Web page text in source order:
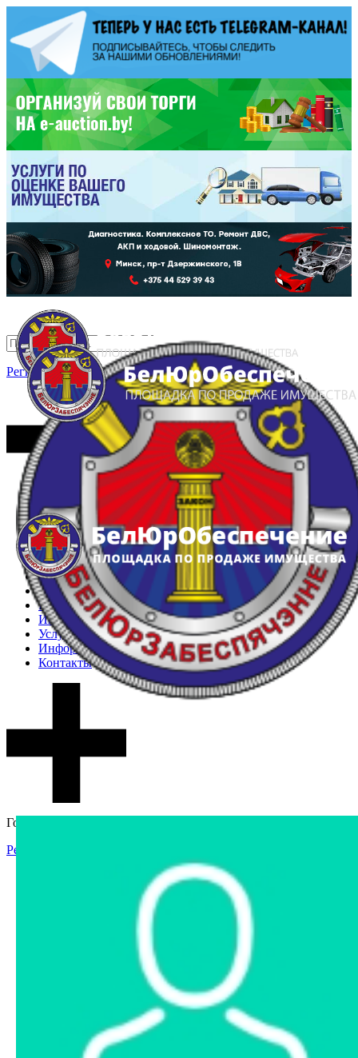
Регистрация Вход
Главная
Арестованное имущество
Реестр несостоявшихся торгов
Реестр переоценок
Частное имущество
Государственное имущество
Интернет-магазин
Интернет-витрина
Услуги
Информация
Контакты
Гостевой доступ
Регистрация
Интернет-магазин
Интернет-витрина
Арестованное имущество
Реестр несостоявшихся торгов
Реестр переоценок
Государственное имущество